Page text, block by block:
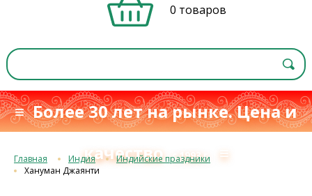
0 товаров
≡ Более 30 лет на рынке. Цена и
качествос 1993 г. ≡
Главная Индия
Индийские праздники
Хануман Джаянти